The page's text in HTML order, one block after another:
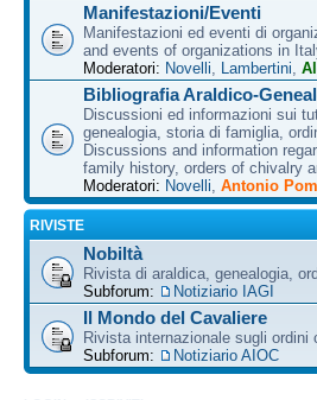
Manifestazioni/Eventi
Manifestazioni ed eventi di
and events of organizations in
Moderatori: Novelli Lambertini
Bibliografia Araldico-
Discussioni ed informazioni sui
genealogia, storia di famiglia,
Discussions and information
family history, orders of chivalry
Moderatori: Novelli Antonio
RIVISTE
Nobiltà
Rivista di araldica, genealogia,
Subforum:
Notiziario IAGI
Il Mondo del Cavaliere
Rivista internazionale sugli ordini
Subforum:
Notiziario AIOC